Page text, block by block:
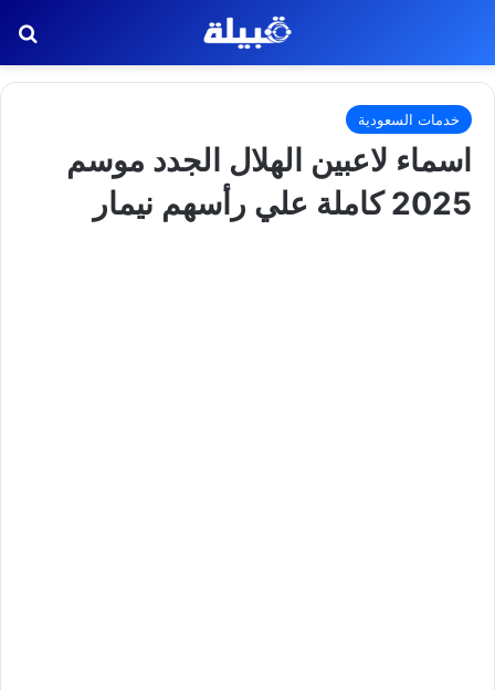
خدمات السعودية
اسماء لاعبين الهلال الجدد موسم
2025 كاملة علي رأسهم نيمار